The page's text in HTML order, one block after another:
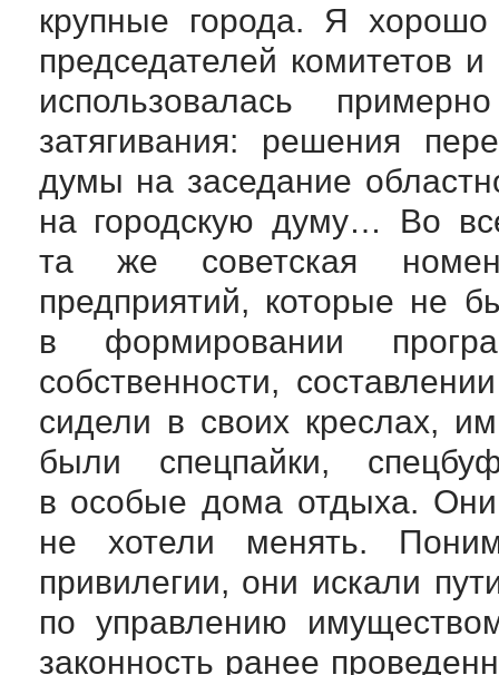
крупные города. Я
председателей комитетов
использовалась
затягивания: решения
думы на заседание
на городскую думу… Во
та же советская
предприятий, которые не
в формировании
собственности,
сидели в своих креслах,
были спецпайки,
в особые дома отдыха.
не хотели менять.
привилегии, они искали
по управлению
законность ранее